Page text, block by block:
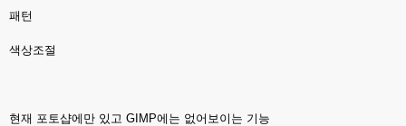
패턴
색상조절
현재 포토샵에만 있고 GIMP에는 없어보이는 기능